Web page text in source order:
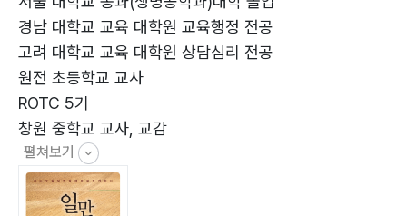
말이 씨가 된다 : 진짜와 가짜 | 영계 소식 : 놀라운 세 가
지 사실 | 흙으로 빚은 사람 | 완전한 치유 : 육신은 내가
아니다
5장 | 미리 분리해 보자 : 상상력과 믿음의 위대함
관성의 법칙 | 스트레스 : 작용·반작용의 법칙 | 전과자를
만드는 교회에 다니지 말자 | 피곤하다 : 성령도 피곤할
까? | 자화자찬(自畵自讚)
경남 대학교 교육 대학원 교육행정 전공
고려 대학교 교육 대학원 상담심리 전공
원전 초등학교 교사
ROTC 5기
창원 중학교 교사, 교감
경상 고등학교 교사
창원 고등학교 교사, 교감
일만 달란트 학교 교장
펼쳐보기